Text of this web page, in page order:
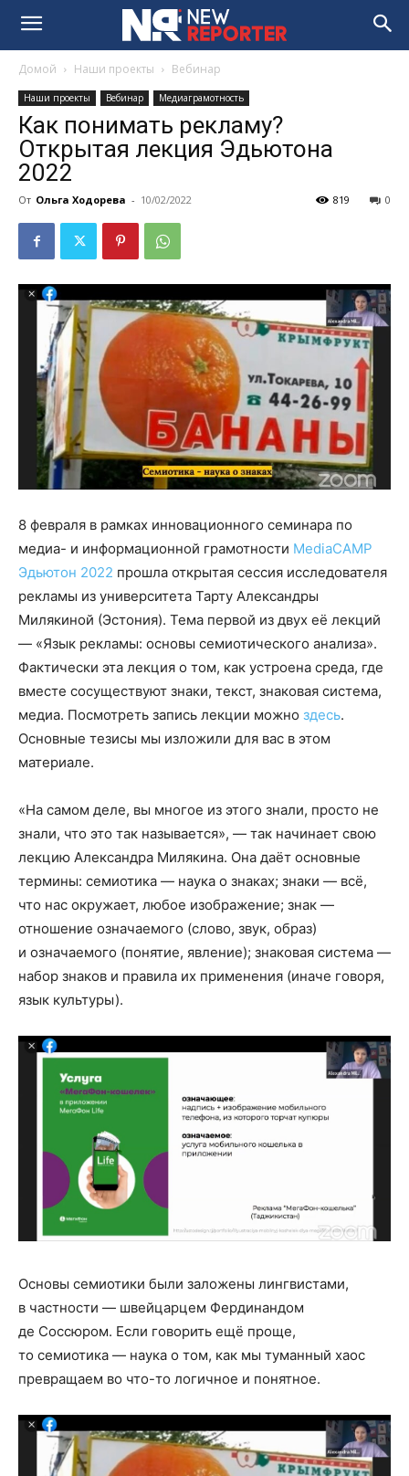
Домой Наши проекты Вебинар
Наши проекты Вебинар Медиаграмотность
Как понимать рекламу?
Открытая лекция Эдьютона
2022
От Ольга Ходорева - 10/02/2022 0
819
8 февраля в рамках инновационного семинара по
медиа- и информационной грамотности MediaCAMP
Эдьютон 2022 прошла открытая сессия исследователя
рекламы из университета Тарту Александры
Милякиной (Эстония). Тема первой из двух её лекций
— «Язык рекламы: основы семиотического анализа».
Фактически эта лекция о том, как устроена среда, где
вместе сосуществуют знаки, текст, знаковая система,
медиа. Посмотреть запись лекции можно здесь.
Основные тезисы мы изложили для вас в этом
материале.
«На самом деле, вы многое из этого знали, просто не
знали, что это так называется», — так начинает свою
лекцию Александра Милякина. Она даёт основные
термины: семиотика — наука о знаках; знаки — всё,
что нас окружает, любое изображение; знак —
отношение означаемого (слово, звук, образ)
и означаемого (понятие, явление); знаковая система —
набор знаков и правила их применения (иначе говоря,
язык культуры).
Основы семиотики были заложены лингвистами,
в частности — швейцарцем Фердинандом
де Соссюром. Если говорить ещё проще,
то семиотика — наука о том, как мы туманный хаос
превращаем во что-то логичное и понятное.